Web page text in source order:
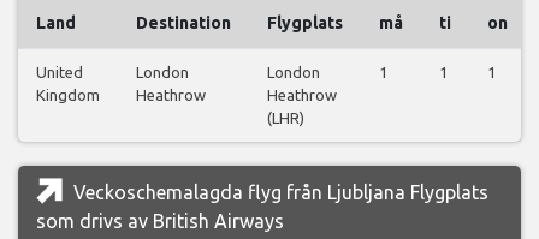
Land Destination Flygplats må ti on
United
Kingdom
London
Heathrow
London
Heathrow
(LHR)
1 1 1
Veckoschemalagda flyg från Ljubljana Flygplats
som drivs av British Airways